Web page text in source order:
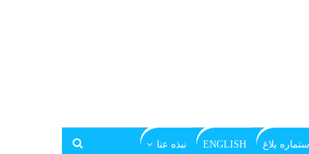
إستماره بلاغ ENGLISH نبذه عنا